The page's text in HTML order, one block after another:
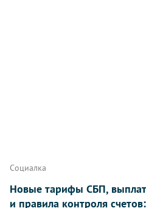
Социалка
Новые тарифы СБП,
и правила контроля